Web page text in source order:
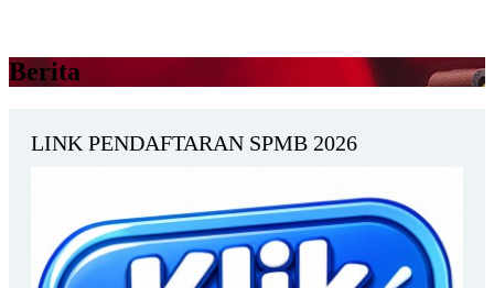
Berita
LINK PENDAFTARAN SPMB 2026